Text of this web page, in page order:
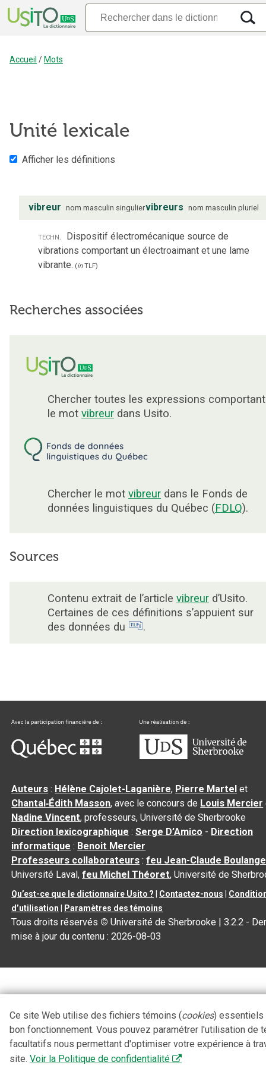
Accueil / Mots
Unité lexicale
Afficher les définitions
vibreur nom masculin singuliervibreurs nom masculin pluriel
techn. Dispositif électromécanique source de
vibrations comportant un électroaimant et une lame
vibrante. (inTLF)
Recherches associées
Chercher toutes les expressions comportant
le mot vibreur dans Usito.
Chercher le mot vibreur dans le Fonds de
données linguistiques du Québec (FDLQ).
Sources
Contenu extrait de l’article vibreur d’Usito.
Certaines de ces définitions s’appuient sur
des données du
.
Auteurs : Hélène Cajolet-Laganière, Pierre Martel et
Chantal‑Édith Masson, avec le concours de Louis Mercier
Nadine Vincent, professeurs, Université de Sherbrooke
Direction lexicographique :Serge D’Amico - Direction
informatique : Benoit Mercier
Professeurs collaborateurs :feu Jean-Claude
Université Laval,feu Michel Théoret, Université de
Qu’est-ce que le dictionnaire Usito ? Contactez-nous
d’utilisation
Paramètres des témoins
Tous droits réservés © Université de Sherbrooke |3.2.2 -
mise à jour du contenu :2026-08-03
Ce site Web utilise des fichiers témoins (cookies) essentiels
bon fonctionnement. Vous pouvez paramétrer l'utilisation de
facultatifs nous permettant d'optimiser votre expérience à
site. Voir la Politique de confidentialité